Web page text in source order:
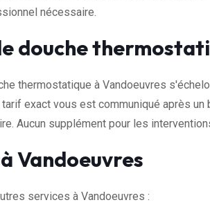
nécessaire.
douche
thermostatique à Vandoeuvres
exact vous est communiqué après
Aucun supplément pour les
Vandoeuvres
services à Vandoeuvres :